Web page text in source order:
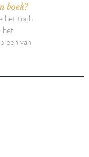
boek?
het toch
het
een van